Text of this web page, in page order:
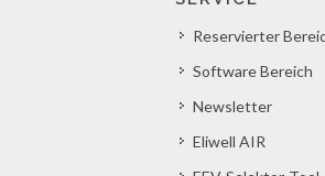
Reservierter
Software Bereich
Newsletter
Eliwell AIR